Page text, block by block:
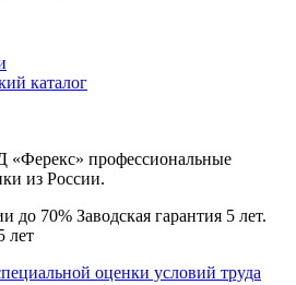
каталог
профессиональные
из России.
до 70% Заводская гарантия 5 лет.
лет
оценки условий труда